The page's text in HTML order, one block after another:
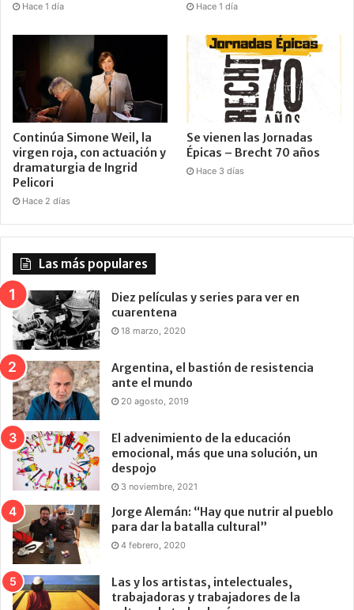
Hace 1 día Hace 1 día
Continúa Simone Weil, la
virgen roja, con actuación y
dramaturgia de Ingrid
Pelicori
Hace 2 días
Se vienen las Jornadas
Épicas – Brecht 70 años
Hace 3 días
Las más populares
Diez películas y series para ver en
cuarentena
18 marzo, 2020
Argentina, el bastión de resistencia
ante el mundo
20 agosto, 2019
El advenimiento de la educación
emocional, más que una solución, un
despojo
3 noviembre, 2021
Jorge Alemán: “Hay que nutrir al pueblo
para dar la batalla cultural”
4 febrero, 2020
Las y los artistas, intelectuales,
trabajadoras y trabajadores de la